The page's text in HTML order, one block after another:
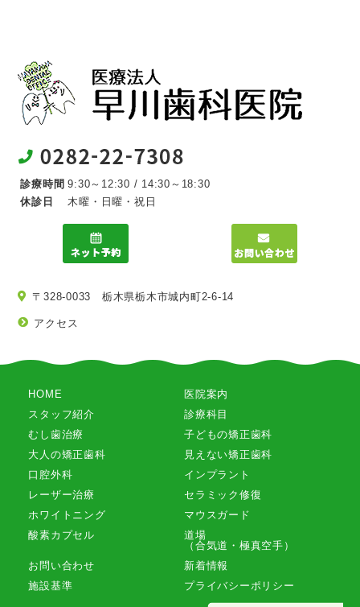
診療時間 9:30～12:30 / 14:30～18:30
休診日
木曜・日曜・祝日
〒328-0033 栃木県栃木市城内町2-6-14
アクセス
HOME
医院案内
スタッフ紹介
診療科目
むし歯治療
子どもの矯正歯科
大人の矯正歯科
見えない矯正歯科
口腔外科
インプラント
レーザー治療
セラミック修復
ホワイトニング
マウスガード
酸素カプセル
道場
（合気道・極真空手）
お問い合わせ
新着情報
施設基準
プライバシーポリシー